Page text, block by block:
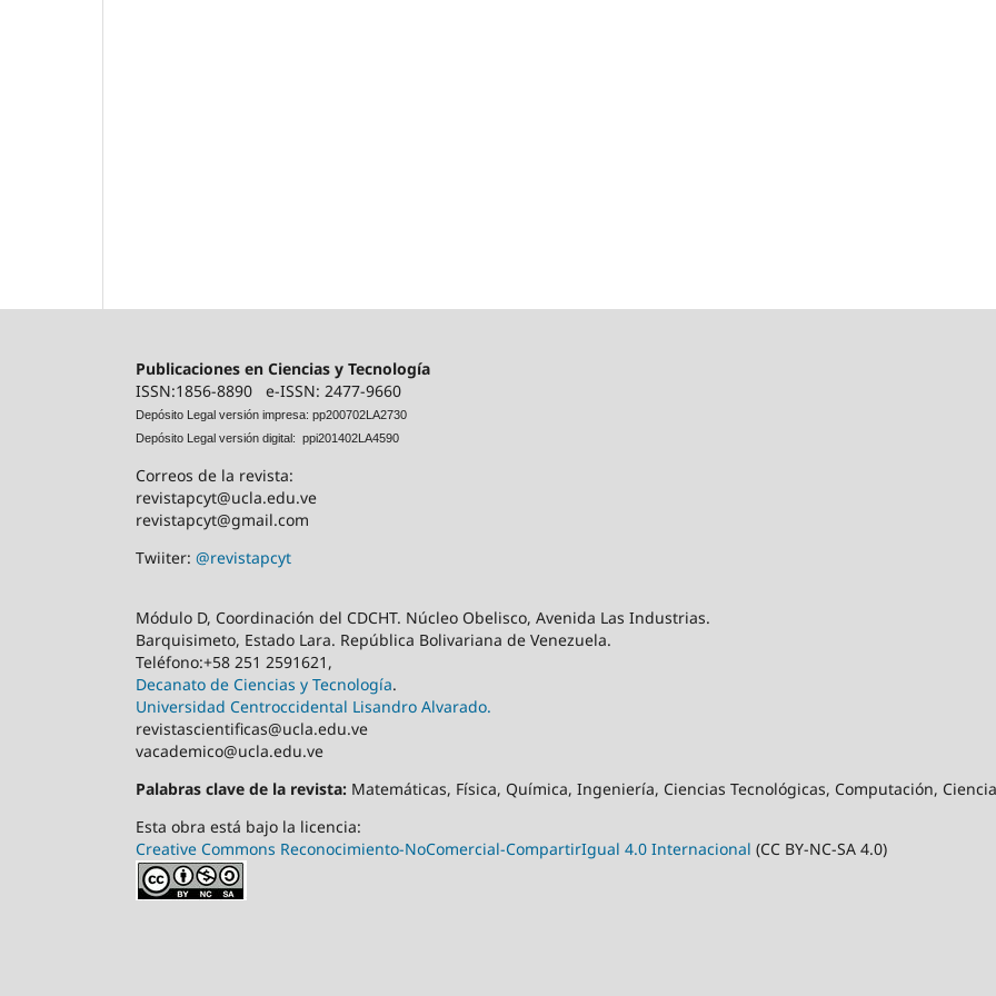
Publicaciones en Ciencias y Tecnología
ISSN:1856-8890 e-ISSN: 2477-9660
Depósito Legal versión impresa: pp200702LA2730
Depósito Legal versión digital: ppi201402LA4590
Correos de la revista:
revistapcyt@ucla.edu.ve
revistapcyt@gmail.com
Twiiter: @revistapcyt
Módulo D, Coordinación del CDCHT. Núcleo Obelisco, Avenida Las Industrias.
Barquisimeto, Estado Lara. República Bolivariana de Venezuela.
Teléfono:+58 251 2591621,
Decanato de Ciencias y Tecnología.
Universidad Centroccidental Lisandro Alvarado.
revistascientificas@ucla.edu.ve
vacademico@ucla.edu.ve
Palabras clave de la revista: Matemáticas, Física, Química, Ingeniería, Ciencias Tecnológicas, Computación,
Esta obra está bajo la licencia:
Creative Commons Reconocimiento-NoComercial-CompartirIgual 4.0 Internacional (CC BY-NC-SA 4.0)